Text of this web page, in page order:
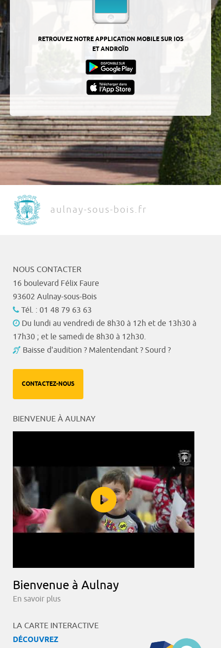
RETROUVEZ NOTRE APPLICATION MOBILE SUR IOS
ET ANDROÏD
aulnay-sous-bois.fr
NOUS CONTACTER
16 boulevard Félix Faure
93602 Aulnay-sous-Bois
Tél. : 01 48 79 63 63
Du lundi au vendredi de 8h30 à 12h et de 13h30 à
17h30 ; et le samedi de 8h30 à 12h30.
Baisse d'audition ? Malentendant ? Sourd ?
CONTACTEZ-NOUS
BIENVENUE À AULNAY
Bienvenue à Aulnay
En savoir plus
LA CARTE INTERACTIVE
DÉCOUVREZ